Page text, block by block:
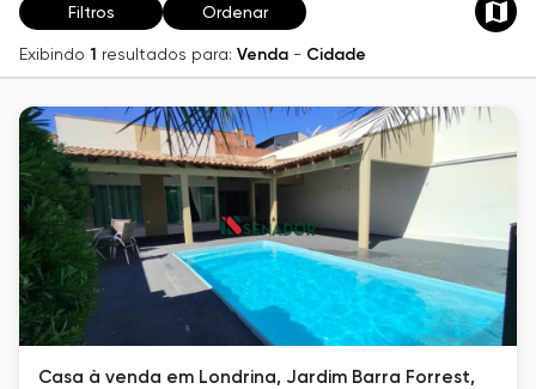
Filtros Ordenar
Exibindo 1 resultados para: Venda - Cidade
Casa à venda em Londrina, Jardim Barra Forrest,